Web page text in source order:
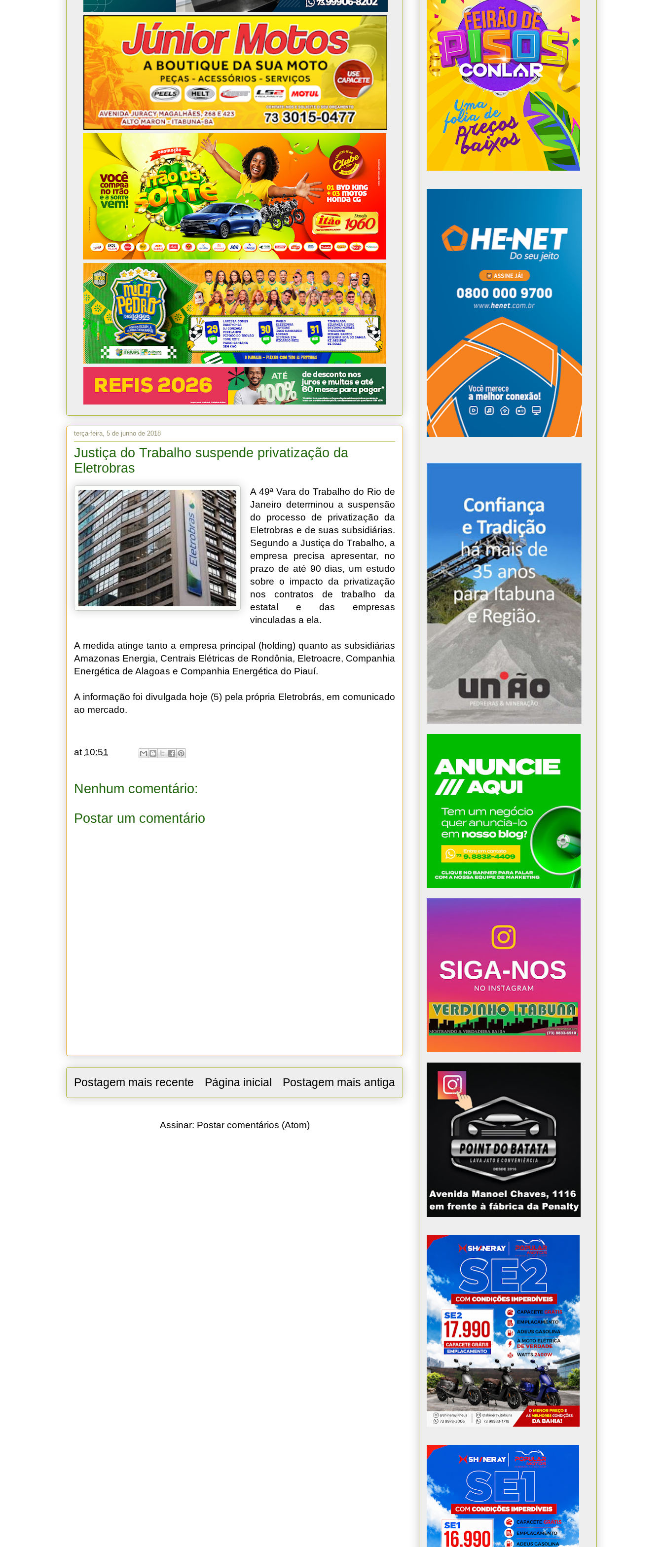
terça-feira, 5 de junho de 2018
Justiça do Trabalho suspende privatização da
Eletrobras
A 49ª Vara do Trabalho do Rio de
Janeiro determinou a suspensão
do processo de privatização da
Eletrobras e de suas subsidiárias.
Segundo a Justiça do Trabalho, a
empresa precisa apresentar, no
prazo de até 90 dias, um estudo
sobre o impacto da privatização
nos contratos de trabalho da
estatal e das empresas
vinculadas a ela.
A medida atinge tanto a empresa principal (holding) quanto as subsidiárias
Amazonas Energia, Centrais Elétricas de Rondônia, Eletroacre, Companhia
Energética de Alagoas e Companhia Energética do Piauí.
A informação foi divulgada hoje (5) pela própria Eletrobrás, em comunicado
ao mercado.
at 10:51
Nenhum comentário:
Postar um comentário
Postagem mais recente Postagem mais antiga
Página inicial
Assinar: Postar comentários (Atom)